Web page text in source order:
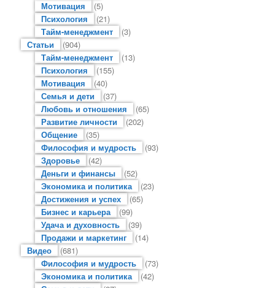
Мотивация
(5)
Психология
(21)
Тайм-менеджмент
(3)
Статьи
(904)
Тайм-менеджмент
(13)
Психология
(155)
Мотивация
(40)
Семья и дети
(37)
Любовь и отношения
(65)
Развитие личности
(202)
Общение
(35)
Философия и мудрость
(93)
Здоровье
(42)
Деньги и финансы
(52)
Экономика и политика
(23)
Достижения и успех
(65)
Бизнес и карьера
(99)
Удача и духовность
(39)
Продажи и маркетинг
(14)
Видео
(681)
Философия и мудрость
(73)
Экономика и политика
(42)